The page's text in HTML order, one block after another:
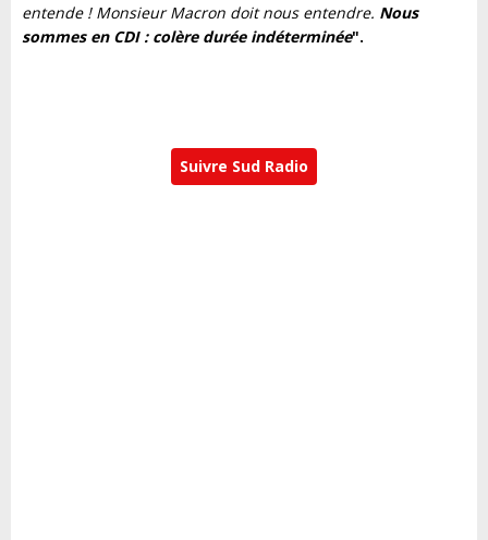
entende ! Monsieur Macron doit nous entendre. Nous
sommes en CDI : colère durée indéterminée".
Suivre Sud Radio